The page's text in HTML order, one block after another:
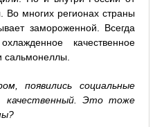
Во многих регионах страны
замороженной. Всегда
качественное
сальмонеллы.
появились социальные
качественный. Это тоже